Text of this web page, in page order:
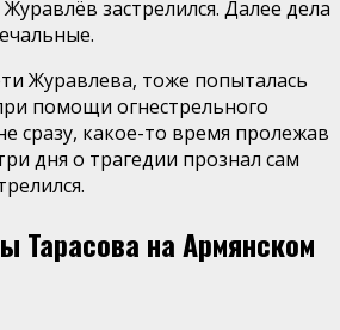
застрелился. Далее дела
Журавлева, тоже попыталась
помощи огнестрельного
сразу, какое-то время пролежав
дня о трагедии прознал сам
Тарасова на Армянском